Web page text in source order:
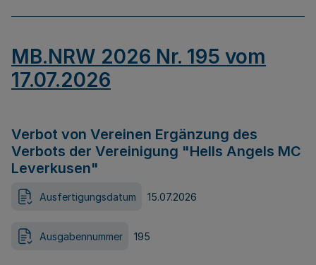
MB.NRW 2026 Nr. 195 vom
17.07.2026
Verbot von Vereinen Ergänzung des
Verbots der Vereinigung "Hells Angels MC
Leverkusen"
Ausfertigungsdatum 15.07.2026
Ausgabennummer 195